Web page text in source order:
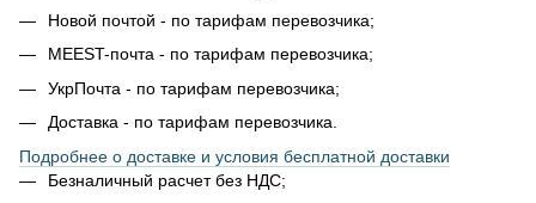
Новой почтой - по тарифам перевозчика;
MEEST-почта - по тарифам перевозчика;
УкрПочта - по тарифам перевозчика;
Доставка - по тарифам перевозчика.
Подробнее о доставке и условия бесплатной доставки
Безналичный расчет без НДС;